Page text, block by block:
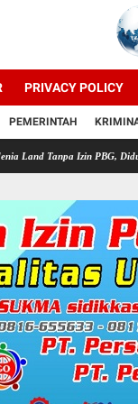
PRIVACY POLICY
PEMERINTAH
PBG, Diduga Pakai